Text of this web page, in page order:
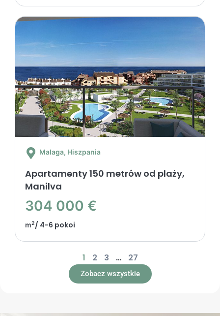
Malaga, Hiszpania
Apartamenty 150 metrów od plaży,
Manilva
304 000 €
m2/ 4-6 pokoi
1 2 3 … 27
Zobacz wszystkie